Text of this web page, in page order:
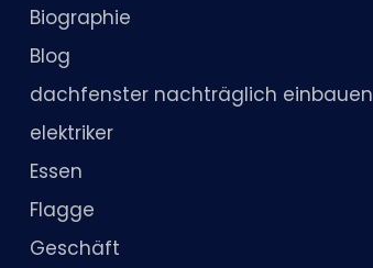
Biographie
Blog
dachfenster nachträglich einbauen
elektriker
Essen
Flagge
Geschäft